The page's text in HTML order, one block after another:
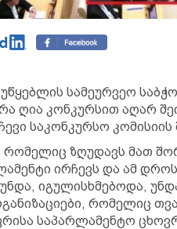
სამეურვეო
ღია კონკურსით აღარ
საკონკურსო
რომელიც ზღუდავს მათ
ირჩევს და ამ
უნდა, იგულისხმებოდა,
რომელიც
საპარლამენტო